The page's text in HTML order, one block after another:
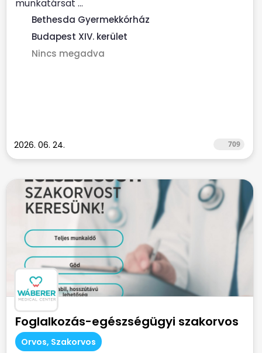
munkatársat ...
Bethesda Gyermekkórház
Budapest XIV. kerület
Nincs megadva
2026. 06. 24. 709
Foglalkozás-egészségügyi szakorvos
Orvos, Szakorvos